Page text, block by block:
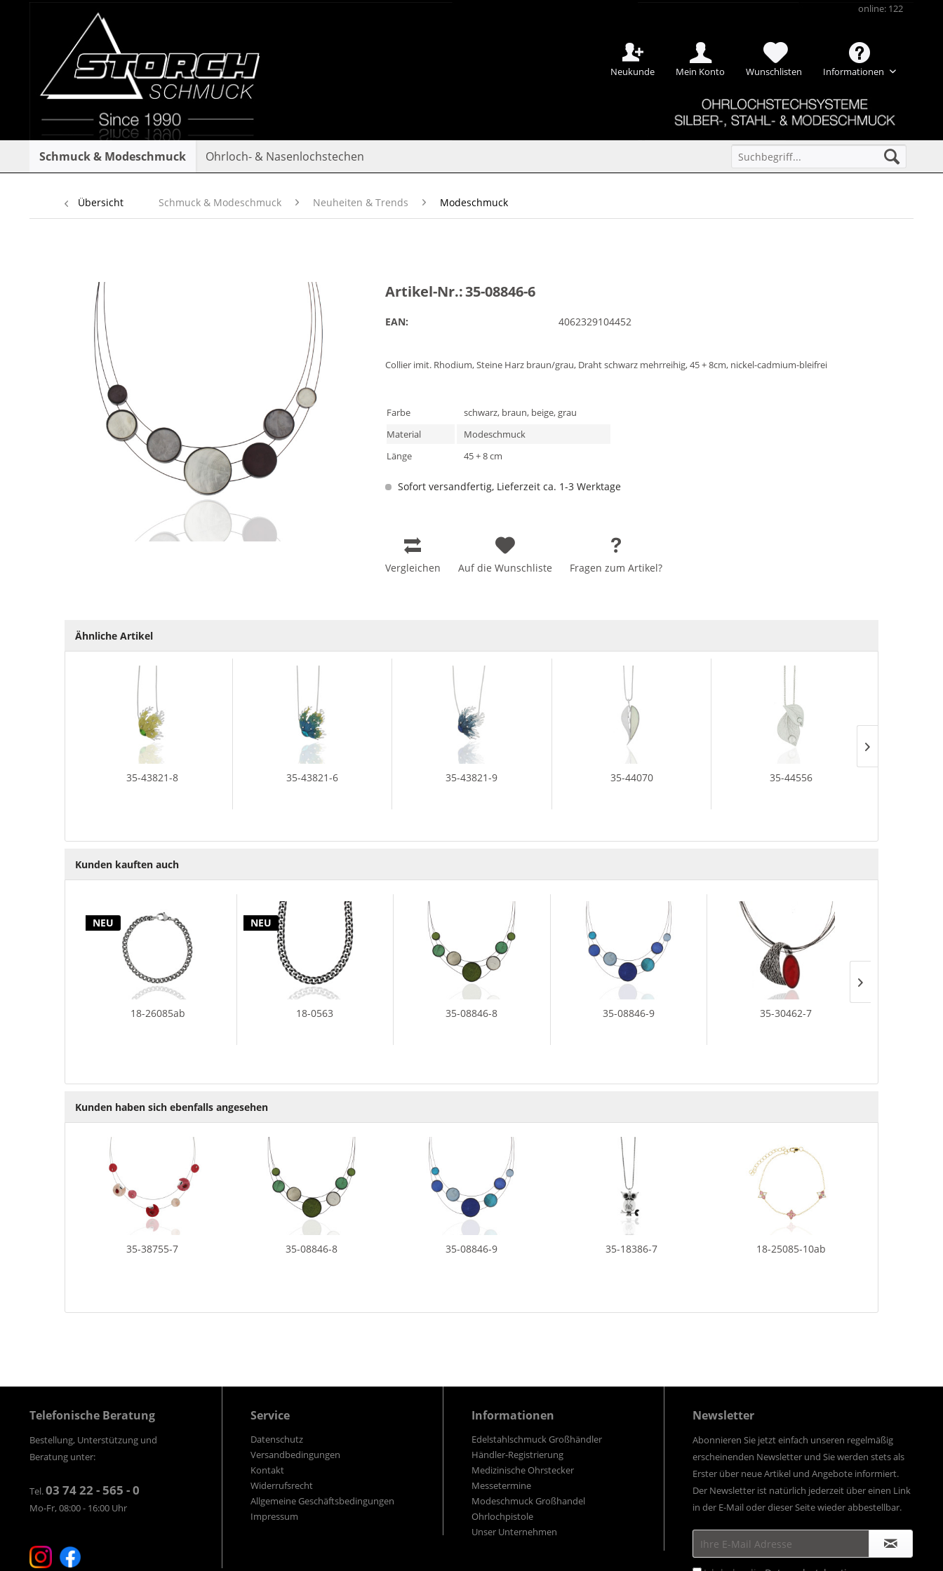
Neukunde Mein Konto Wunschlisten Informationen
online: 122
Schmuck & Modeschmuck Ohrloch- & Nasenlochstechen
Übersicht Schmuck & Modeschmuck Neuheiten & Trends Modeschmuck
Artikel-Nr.:35-08846-6
EAN: 4062329104452
Collier imit. Rhodium, Steine Harz braun/grau, Draht schwarz mehrreihig, 45 + 8cm, nickel-cadmium-bleifrei
Farbe
schwarz, braun, beige, grau
Material
Modeschmuck
Länge
45 + 8 cm
Sofort versandfertig, Lieferzeit ca. 1-3 Werktage
Vergleichen Auf die Wunschliste Fragen zum Artikel?
Ähnliche Artikel
35-43821-8 35-43821-6 35-43821-9 35-44070 35-44556
Kunden kauften auch
NEU
18-26085ab
NEU
18-0563 35-08846-8 35-08846-9 35-30462-7
Kunden haben sich ebenfalls angesehen
35-38755-7 35-08846-8 35-08846-9 35-18386-7 18-25085-10ab
Telefonische Beratung
Bestellung, Unterstützung und
Beratung unter:
Tel.03 74 22 - 565 - 0
Mo-Fr, 08:00 - 16:00 Uhr
Service
Datenschutz
Versandbedingungen
Kontakt
Widerrufsrecht
Allgemeine Geschäftsbedingungen
Impressum
Informationen
Edelstahlschmuck Großhändler
Händler-Registrierung
Medizinische Ohrstecker
Messetermine
Modeschmuck Großhandel
Ohrlochpistole
Unser Unternehmen
Newsletter
Abonnieren Sie jetzt einfach unseren regelmäßig
erscheinenden Newsletter und Sie werden stets als
Erster über neue Artikel und Angebote informiert.
Der Newsletter ist natürlich jederzeit über einen Link
in der E-Mail oder dieser Seite wieder abbestellbar.